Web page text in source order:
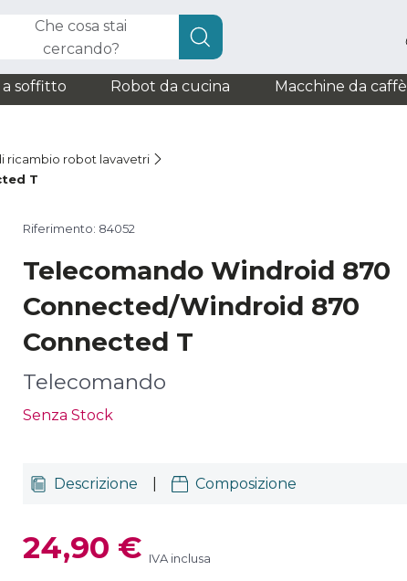
Che cosa stai
cercando?
soffitto Robot da cucina Macchine da caffè
ricambio robot lavavetri
T
Riferimento: 84052
Telecomando Windroid 870
Connected/Windroid 870
Connected T
Telecomando
Senza Stock
Descrizione Composizione
24,90 € IVA inclusa